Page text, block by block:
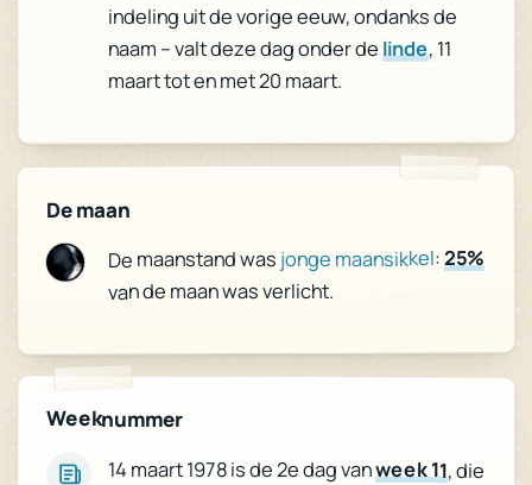
indeling uit de vorige eeuw, ondanks de
naam – valt deze dag onder de linde, 11
maart tot en met 20 maart.
De maan
De maanstand was jonge maansikkel:25%
van de maan was verlicht.
Weeknummer
14 maart 1978 is de 2e dag vanweek 11, die